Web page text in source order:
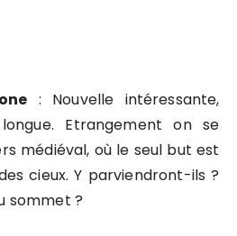
: Nouvelle intéressante,
Etrangement on se
médiéval, où le seul but est
cieux. Y parviendront-ils ?
sommet ?